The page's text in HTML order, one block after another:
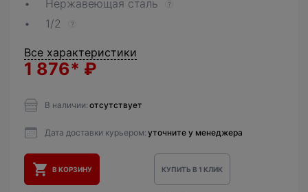
Нержавеющая сталь ?
1/2 ?
Все характеристики
1 876* ₽
В наличии: отсутствует
Дата доставки курьером: уточните у менеджера
В КОРЗИНУ КУПИТЬ В 1 КЛИК